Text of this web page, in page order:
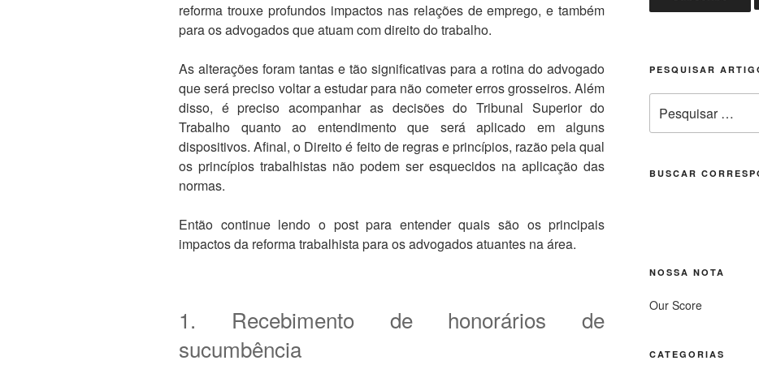
reforma trouxe profundos impactos nas relações de emprego, e também
para os advogados que atuam com direito do trabalho.
As alterações foram tantas e tão significativas para a rotina do advogado
que será preciso voltar a estudar para não cometer erros grosseiros. Além
disso, é preciso acompanhar as decisões do Tribunal Superior do
Trabalho quanto ao entendimento que será aplicado em alguns
dispositivos. Afinal, o Direito é feito de regras e princípios, razão pela qual
os princípios trabalhistas não podem ser esquecidos na aplicação das
normas.
Então continue lendo o post para entender quais são os principais
impactos da reforma trabalhista para os advogados atuantes na área.
1. Recebimento de honorários de
sucumbência
PESQUISAR
por:
BUSCAR
NOSSA NOTA
Our Score
CATEGORIAS